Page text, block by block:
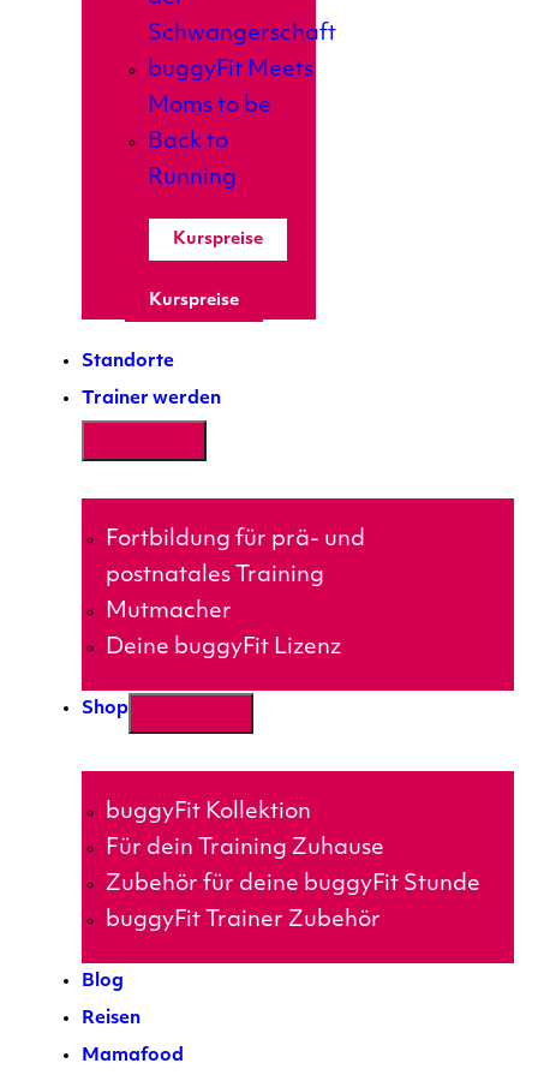
Schwangerschaft
buggyFit Meets
Moms to be
Back to
Running
Kurspreise
Kurspreise
Standorte
Trainer werden
Fortbildung für prä- und
postnatales Training
Mutmacher
Deine buggyFit Lizenz
Shop
buggyFit Kollektion
Für dein Training Zuhause
Zubehör für deine buggyFit Stunde
buggyFit Trainer Zubehör
Blog
Reisen
Mamafood